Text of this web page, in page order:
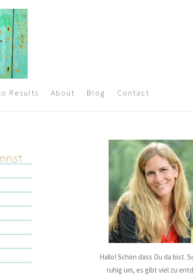
Results About Blog Contact
Hallo! Schön dass Du da bist.
ruhig um, es gibt viel zu